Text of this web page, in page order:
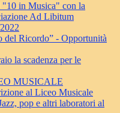
in Musica" con la
Ad Libitum
del Ricordo” - Opportunità
la scadenza per le
MUSICALE
al Liceo Musicale
pop e altri laboratori al